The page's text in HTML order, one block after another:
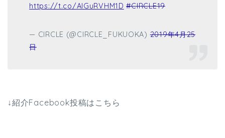
https://t.co/AlGuRVHM1D #CIRCLE19
— CIRCLE (@CIRCLE_FUKUOKA)2019年4月25
日
↓紹介Facebook投稿はこちら